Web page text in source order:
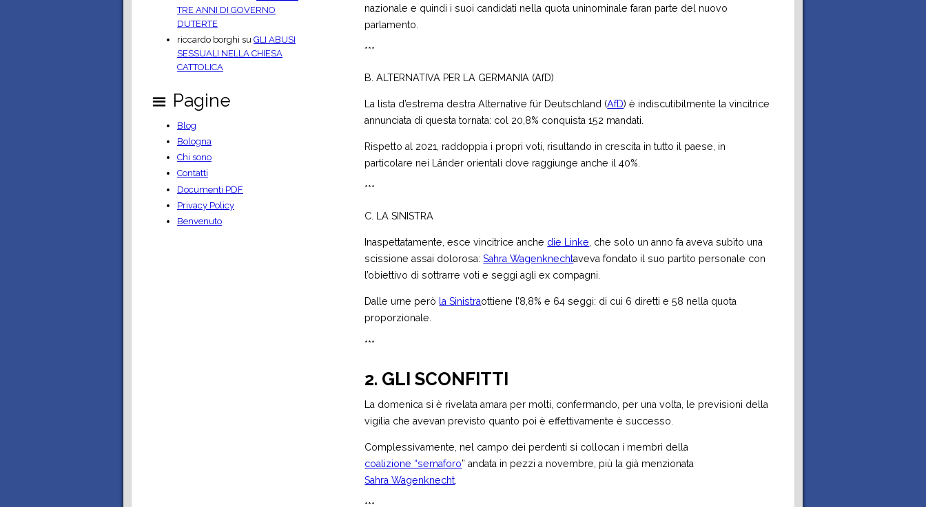
nazionale e quindi i suoi candidati nella quota uninominale faran parte del nuovo
parlamento.
***
B. ALTERNATIVA PER LA GERMANIA (AfD)
La lista d’estrema destra Alternative für Deutschland (AfD) è indiscutibilmente la vincitrice
annunciata di questa tornata: col 20,8% conquista 152 mandati.
Rispetto al 2021, raddoppia i propri voti, risultando in crescita in tutto il paese, in
particolare nei Länder orientali dove raggiunge anche il 40%.
***
C. LA SINISTRA
Inaspettatamente, esce vincitrice anche die Linke , che solo un anno fa aveva subìto una
scissione assai dolorosa:Sahra Wagenknechtaveva fondato il suo partito personale con
l’obiettivo di sottrarre voti e seggi agli ex compagni.
Dalle urne però la Sinistraottiene l’8,8% e 64 seggi: di cui 6 diretti e 58 nella quota
proporzionale.
***
2. GLI SCONFITTI
La domenica si è rivelata amara per molti, confermando, per una volta, le previsioni della
vigilia che avevan previsto quanto poi è effettivamente è successo.
Complessivamente, nel campo dei perdenti si collocan i membri della
coalizione “semaforo” andata in pezzi a novembre, più la già menzionata
Sahra Wagenknecht
TRE ANNI DI GOVERNO
DUTERTE
riccardo borghi su GLI ABUSI
SESSUALI NELLA CHIESA
CATTOLICA
Pagine
Blog
Bologna
Chi sono
Contatti
Documenti PDF
Privacy Policy
Benvenuto